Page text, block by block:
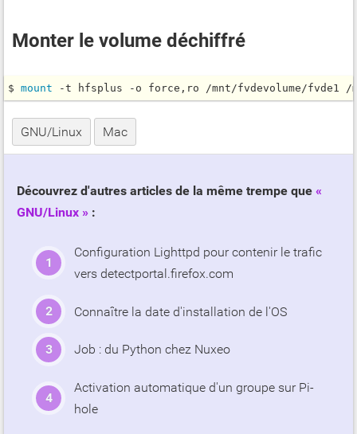
Monter le volume déchiffré
$ mount -t hfsplus -o force,ro /mnt/fvdevolume/fvde1 /
GNU/Linux Mac
Découvrez d'autres articles de la même trempe que
GNU/Linux
:
Configuration Lighttpd pour contenir le trafic
vers detectportal.firefox.com
Connaître la date d'installation de l'OS
Job : du Python chez Nuxeo
Activation automatique d'un groupe sur Pi-
hole